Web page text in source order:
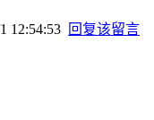
12:54:53 回复该留言